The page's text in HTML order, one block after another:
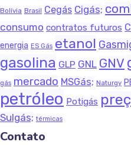
Bolívia Brasil Cegás Cigás;
consumo contratos futuros
energia ES Gás etanol
gasolina GLP GNL GNV
gás mercado MSGás; Naturgy
petróleo Potigás
Sulgás; térmicas
Contato